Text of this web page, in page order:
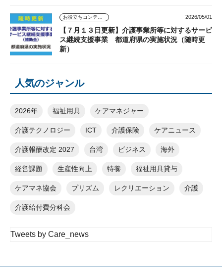
2026/05/01
【７月１３日更新】介護事業所等に対するサービ
ス継続支援事業 都道府県の実施状況（随時更
新）
人気のジャンル
2026年 福祉用具 ケアマネジャー
介護テクノロジー ICT 介護保険 ケアニュース
介護報酬改定 2027 台湾 ビジネス 海外
経営課題 生産性向上 特養 福祉用具貸与
ケアマネ協会 プリズム レクリエーション 介護
介護給付費分科会
Tweets by Care_news